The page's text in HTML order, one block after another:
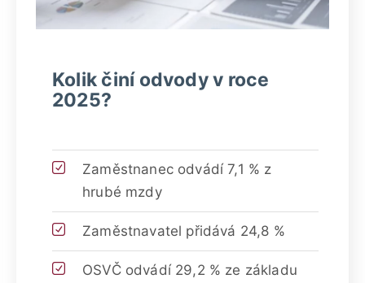
Kolik činí odvody v roce
2025?
Zaměstnanec odvádí 7,1 % z
hrubé mzdy
Zaměstnavatel přidává 24,8 %
OSVČ odvádí 29,2 % ze základu